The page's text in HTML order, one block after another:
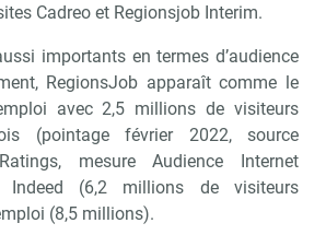
Cadreo et Regionsjob Interim.
importants en termes d’audience
RegionsJob apparaît comme le
avec 2,5 millions de visiteurs
(pointage février 2022, source
mesure Audience Internet
Indeed (6,2 millions de visiteurs
(8,5 millions).